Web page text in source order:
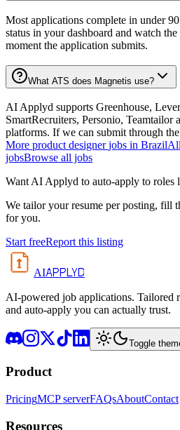
Most applications complete in under
status in your dashboard and watch
moment the application submits.
What ATS does Magnetis use?
AI Applyd supports Greenhouse,
SmartRecruiters, Personio, Teamtailor
platforms. If we can submit through
More product designer jobs in Brazil
jobsBrowse all jobs
Want AI Applyd to auto-apply to roles
We tailor your resume per posting, fill
for you.
Start freeReport this listing
AIAPPLYD
AI-powered job applications. Tailored
and auto-apply you can actually trust.
Toggle
Product
PricingMCP serverFAQsAboutContact
Resources